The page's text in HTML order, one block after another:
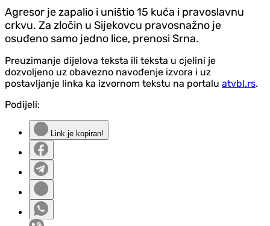
Agresor je zapalio i uništio 15 kuća i pravoslavnu
crkvu. Za zločin u Sijekovcu pravosnažno je
osuđeno samo jedno lice, prenosi Srna.
Preuzimanje dijelova teksta ili teksta u cjelini je
dozvoljeno uz obavezno navođenje izvora i uz
postavljanje linka ka izvornom tekstu na portalu atvbl.rs.
Podijeli:
Link je kopiran!